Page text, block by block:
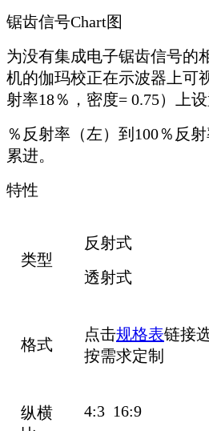
锯齿信号Chart图
为没有集成电子锯齿信号的
机的伽玛校正在示波器上可
射率18％，密度= 0.75）上
％反射率（左）到100％反
累进。
特性
类型
反射式
透射式
格式
点击规格表链接
按需求定制
纵横
4:3 16:9